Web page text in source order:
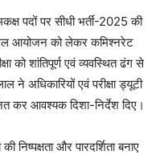
पदों पर सीधी भर्ती-2025 की
आयोजन को लेकर कमिश्नरेट
को शांतिपूर्ण एवं व्यवस्थित ढंग से
अधिकारियों एवं परीक्षा ड्यूटी
कर आवश्यक दिशा-निर्देश दिए।
निष्पक्षता और पारदर्शिता बनाए